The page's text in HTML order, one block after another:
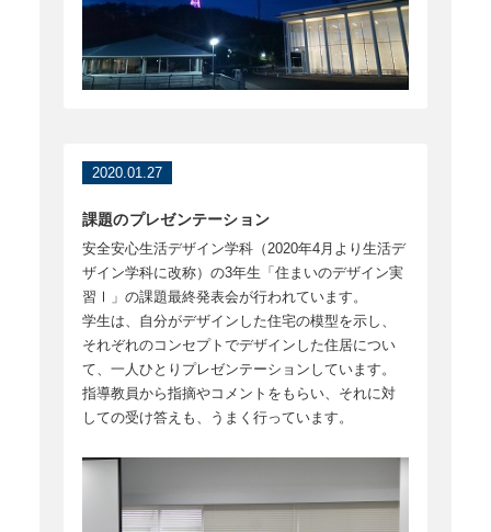
2020.01.27
課題のプレゼンテーション
安全安心生活デザイン学科（2020年4月より生活デ
ザイン学科に改称）の3年生「住まいのデザイン実
習Ⅰ」の課題最終発表会が行われています。
学生は、自分がデザインした住宅の模型を示し、
それぞれのコンセプトでデザインした住居につい
て、一人ひとりプレゼンテーションしています。
指導教員から指摘やコメントをもらい、それに対
しての受け答えも、うまく行っています。